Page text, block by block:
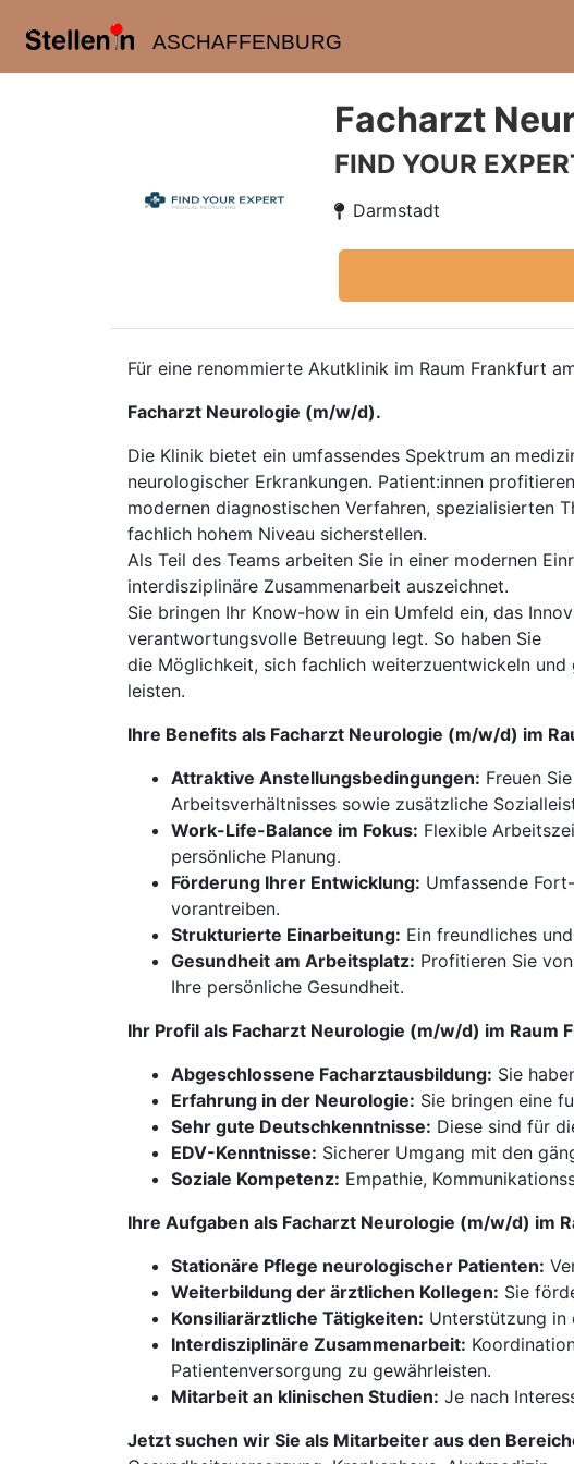
ASCHAFFENBURG
Facharzt
FIND YOUR
Darmstadt
Für eine renommierte Akutklinik im Raum Frankfurt
Facharzt Neurologie (m/w/d).
Die Klinik bietet ein umfassendes Spektrum an
neurologischer Erkrankungen. Patient:innen
modernen diagnostischen Verfahren, spezialisierten
fachlich hohem Niveau sicherstellen.
Als Teil des Teams arbeiten Sie in einer modernen
interdisziplinäre Zusammenarbeit auszeichnet.
Sie bringen Ihr Know-how in ein Umfeld ein, das
verantwortungsvolle Betreuung legt. So haben Sie
die Möglichkeit, sich fachlich weiterzuentwickeln
leisten.
Ihre Benefits als Facharzt Neurologie (m/w/d) im
Attraktive Anstellungsbedingungen: Freuen
Arbeitsverhältnisses sowie zusätzliche
Work-Life-Balance im Fokus: Flexible
persönliche Planung.
Förderung Ihrer Entwicklung: Umfassende
vorantreiben.
Strukturierte Einarbeitung: Ein freundliches
Gesundheit am Arbeitsplatz: Profitieren Sie
Ihre persönliche Gesundheit.
Ihr Profil als Facharzt Neurologie (m/w/d) im Raum
Abgeschlossene Facharztausbildung: Sie
Erfahrung in der Neurologie: Sie bringen eine
Sehr gute Deutschkenntnisse: Diese sind für
EDV-Kenntnisse: Sicherer Umgang mit den
Soziale Kompetenz: Empathie,
Ihre Aufgaben als Facharzt Neurologie (m/w/d) im
Stationäre Pflege neurologischer Patienten:
Weiterbildung der ärztlichen Kollegen: Sie
Konsiliarärztliche Tätigkeiten: Unterstützung in
Interdisziplinäre Zusammenarbeit:
Patientenversorgung zu gewährleisten.
Mitarbeit an klinischen Studien: Je nach
Jetzt suchen wir Sie als Mitarbeiter aus den